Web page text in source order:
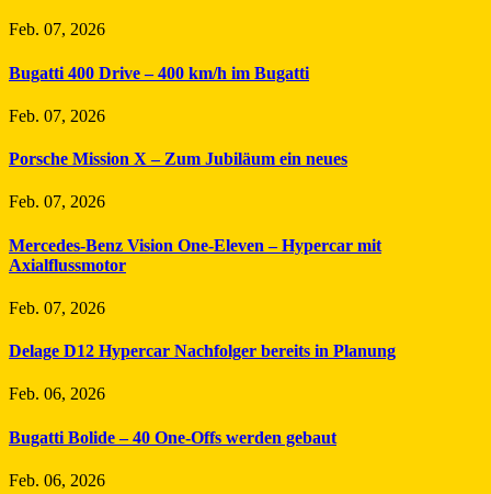
Feb. 07, 2026
Bugatti 400 Drive – 400 km/h im Bugatti
Feb. 07, 2026
Porsche Mission X – Zum Jubiläum ein neues
Feb. 07, 2026
Mercedes-Benz Vision One-Eleven – Hypercar mit
Axialflussmotor
Feb. 07, 2026
Delage D12 Hypercar Nachfolger bereits in Planung
Feb. 06, 2026
Bugatti Bolide – 40 One-Offs werden gebaut
Feb. 06, 2026